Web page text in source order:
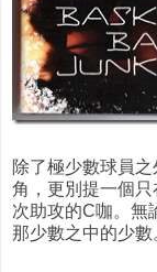
除了極少數球員
角，更別提一個
次助攻的C咖。無
那少數之中的少數